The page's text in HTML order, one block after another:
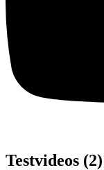
Testvideos (2)